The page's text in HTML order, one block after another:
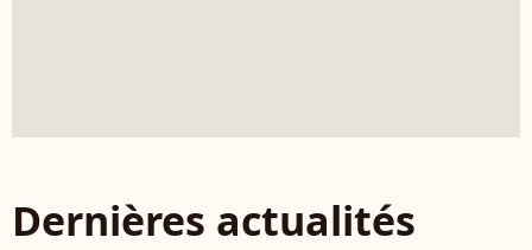
Dernières actualités